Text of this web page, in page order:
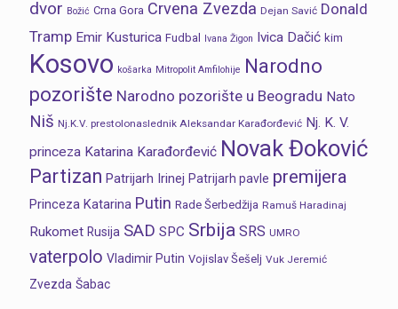
dvor Božić Crna Gora Crvena Zvezda Dejan Savić Donald
Tramp Emir Kusturica Fudbal Ivana Žigon Ivica Dačić kim
Kosovo košarka Mitropolit Amfilohije Narodno
pozorište Narodno pozorište u Beogradu Nato
Niš Nj.K.V. prestolonaslednik Aleksandar Karađorđević Nj. K. V.
princeza Katarina Karađorđević Novak Đoković
Partizan Patrijarh Irinej Patrijarh pavle premijera
Princeza Katarina Putin Rade Šerbedžija Ramuš Haradinaj
Rukomet Rusija SAD SPC Srbija SRS UMRO
vaterpolo Vladimir Putin Vojislav Šešelj Vuk Jeremić
Zvezda Šabac